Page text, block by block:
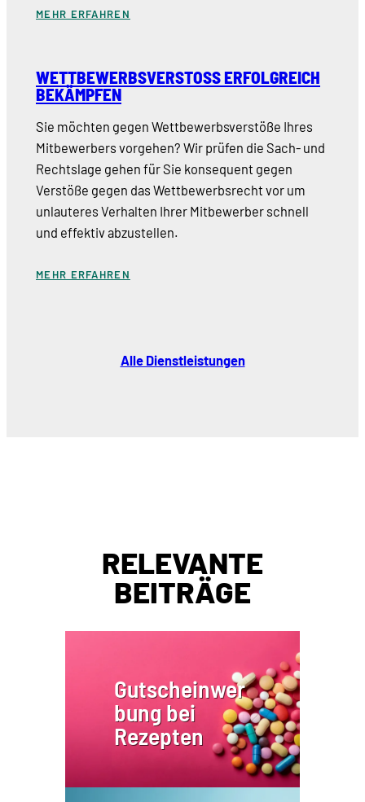
MEHR ERFAHREN
WETTBEWERBSVERSTOSS ERFOLGREICH B
EKÄMPFEN
Sie möchten gegen Wettbewerbsverstöße Ihres
Mitbewerbers vorgehen? Wir prüfen die Sach- und
Rechtslage gehen für Sie konsequent gegen
Verstöße gegen das Wettbewerbsrecht vor um
unlauteres Verhalten Ihrer Mitbewerber schnell
und effektiv abzustellen.
MEHR ERFAHREN
Alle Dienstleistungen
RELEVANTE
BEITRÄGE
Gutscheinwer
bung bei
Rezepten